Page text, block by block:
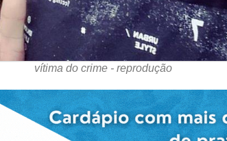
vítima do crime - reprodução